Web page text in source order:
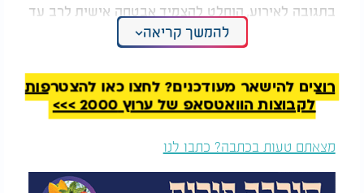
בתגובה לאירוע, הוחלט להצמיד אבטחה אישית לרב עד
להשלמת החקירה. שרות הביטחון הכללי מנהל את
החקירה יחד עם היחידה המרכזית של משטרת ירושלים,
גבוהה".
ראש הממשלה בנימין נתניהו הגיב בחריפות: "אני
נאפשר מראות שמזכירים תקופות אפלות בהיסטוריה
שלנו. יש לאתר את הפורעים ולמצות איתם את הדין".
להמשך קריאה
רוצים להישאר מעודכנים? לחצו כאן להצטרפות
לקבוצות הוואטסאפ של ערוץ 2000 >>>
מצאתם טעות בכתבה? כתבו לנו